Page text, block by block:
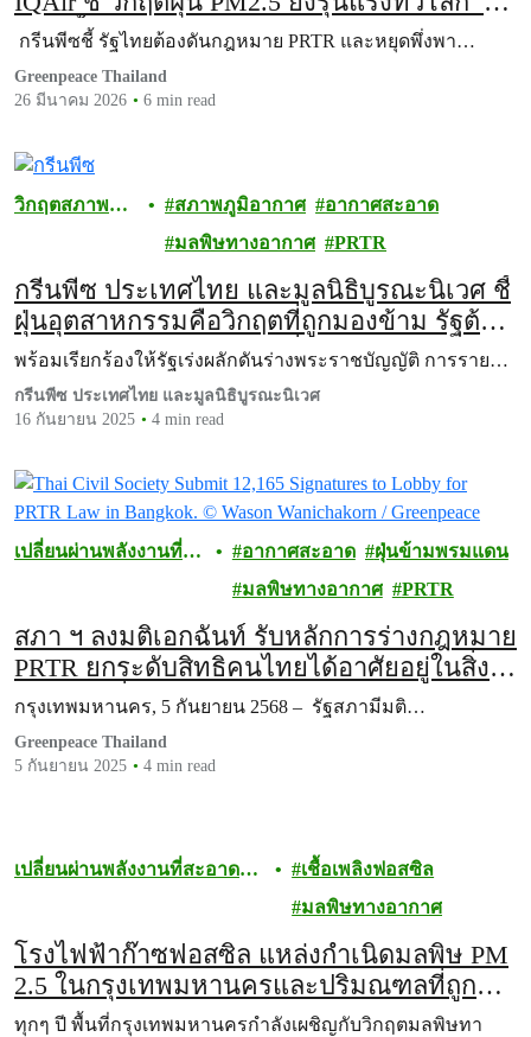
นพีซชี้ รัฐไทยต้องดันกฎหมาย PRTR และ
หยุดพึ่งพาก๊าซฟอสซิล ต้นตอฝุ่นพิษที่ถูกมอง
ข้าม
กรีนพีซชี้ รัฐไทยต้องดันกฎหมาย PRTR และหยุดพึ่งพา…
Greenpeace Thailand
26 มีนาคม 2026
6 min read
วิกฤตสภาพภูมิ
สภาพภูมิอากาศ
อากาศสะอาด
มลพิษทางอากาศ
PRTR
กรีนพีซ ประเทศไทย และมูลนิธิบูรณะนิเวศ ชี้
ฝุ่นอุตสาหกรรมคือวิกฤตที่ถูกมองข้าม รัฐต้อง
เร่งผ่านกฎหมาย PRTR เพื่อคืนสิทธิอากาศ
สะอาดให้ประชาชน
พร้อมเรียกร้องให้รัฐเร่งผลักดันร่างพระราชบัญญัติ การราย…
กรีนพีซ ประเทศไทย และมูลนิธิบูรณะนิเวศ
16 กันยายน 2025
4 min read
เปลี่ยนผ่านพลังงานที่
อากาศสะอาด
ฝุ่นข้ามพรมแดน
มลพิษทางอากาศ
PRTR
สภา ฯ ลงมติเอกฉันท์ รับหลักการร่างกฎหมาย
PRTR ยกระดับสิทธิคนไทยได้อาศัยอยู่ในสิ่ง
แวดล้อมที่ปลอดภัย
กรุงเทพมหานคร, 5 กันยายน 2568 – รัฐสภามีมติ…
Greenpeace Thailand
5 กันยายน 2025
4 min read
เปลี่ยนผ่านพลังงานที่สะอาด
เชื้อเพลิงฟอสซิล
มลพิษทางอากาศ
โรงไฟฟ้าก๊าซฟอสซิล แหล่งกำเนิดมลพิษ PM
2.5 ในกรุงเทพมหานครและปริมณฑลที่ถูก
มองข้าม
ทุกๆ ปี พื้นที่กรุงเทพมหานครกำลังเผชิญกับวิกฤตมลพิษทา